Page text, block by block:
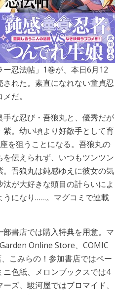
ー忍法帖」1巻が、本日6月12
れた。素直になれない童貞忍
だ。
な忍び・吾狼丸と、優秀だが
。幼い頃より好敵手として育
を狙うことになる。吾狼丸の
伝えられず、いつもツンツン
吾狼丸は鈍感ゆえに彼女の気
が大好きな頭目の計らいによ
うになり……。マグコミで連載
書店では購入特典を用意。マ
Online Store、COMIC
こみらの！参加書店ではペー
色紙、メロンブックスでは4
ズ、駿河屋ではブロマイド、